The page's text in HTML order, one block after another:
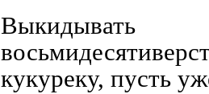
кукуреку, пусть